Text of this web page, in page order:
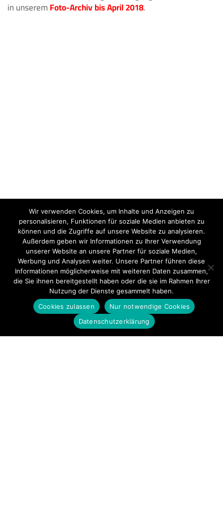
in unseremFoto-Archiv bis April 2018.
Wir verwenden Cookies, um Inhalte und Anzeigen zu
personalisieren, Funktionen für soziale Medien anbieten zu
können und die Zugriffe auf unsere Website zu analysieren.
Außerdem geben wir Informationen zu Ihrer Verwendung
unserer Website an unsere Partner für soziale Medien,
Werbung und Analysen weiter. Unsere Partner führen diese
Informationen möglicherweise mit weiteren Daten zusammen,
die Sie ihnen bereitgestellt haben oder die sie im Rahmen Ihrer
Nutzung der Dienste gesammelt haben.
Cookies zulassen
Nur notwendige Cookies
Datenschutzerklärung